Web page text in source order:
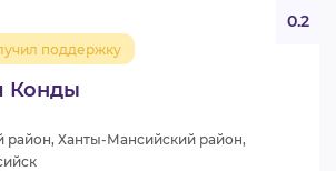
Конды
поддержку
0.2
район, Ханты-Мансийский район,